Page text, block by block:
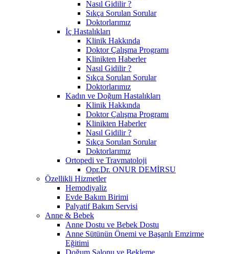
Nasıl Gidilir ?
Sıkça Sorulan Sorular
Doktorlarımız
İç Hastalıkları
Klinik Hakkında
Doktor Çalışma Programı
Klinikten Haberler
Nasıl Gidilir ?
Sıkça Sorulan Sorular
Doktorlarımız
Kadın ve Doğum Hastalıkları
Klinik Hakkında
Doktor Çalışma Programı
Klinikten Haberler
Nasıl Gidilir ?
Sıkça Sorulan Sorular
Doktorlarımız
Ortopedi ve Travmatoloji
Opr.Dr. ONUR DEMİRSU
Özellikli Hizmetler
Hemodiyaliz
Evde Bakım Birimi
Palyatif Bakım Servisi
Anne & Bebek
Anne Dostu ve Bebek Dostu
Anne Sütünün Önemi ve Başarılı Emzirme
Eğitimi
Doğum Salonu ve Bekleme